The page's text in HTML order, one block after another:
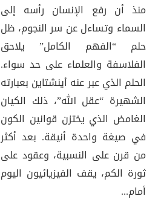
منذ أن رفع الإنسان رأسه إلى
السماء وتساءل عن سر النجوم، ظل
حلم “الفهم الكامل” يلاحق
الفلاسفة والعلماء على حد سواء.
الحلم الذي عبر عنه أينشتاين بعبارته
الشهيرة “عقل الله”، ذلك الكيان
الغامض الذي يختزن قوانين الكون
في صيغة واحدة أنيقة. بعد أكثر
من قرن على النسبية، وعقود على
ثورة الكم، يقف الفيزيائيون اليوم
أمام...